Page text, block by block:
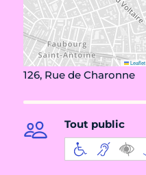
Leaflet
126, Rue de Charonne
Tout public